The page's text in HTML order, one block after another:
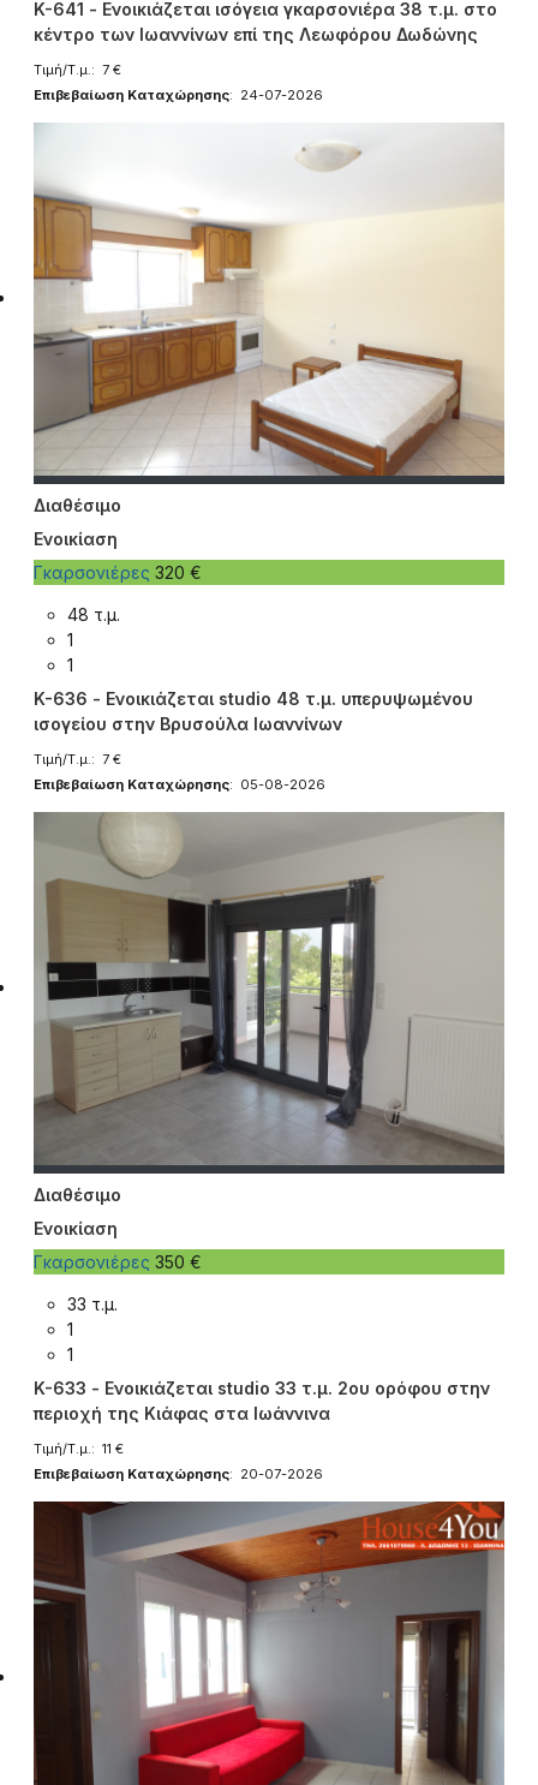
K-641 - Ενοικιάζεται ισόγεια γκαρσονιέρα 38 τ.μ. στο
κέντρο των Ιωαννίνων επί της Λεωφόρου Δωδώνης
Τιμή/Τ.μ.: 7 €
Επιβεβαίωση Καταχώρησης: 24-07-2026
Διαθέσιμο
Ενοικίαση
Γκαρσονιέρες 320 €
48 τ.μ.
1
1
K-636 - Ενοικιάζεται studio 48 τ.μ. υπερυψωμένου
ισογείου στην Βρυσούλα Ιωαννίνων
Τιμή/Τ.μ.: 7 €
Επιβεβαίωση Καταχώρησης: 05-08-2026
Διαθέσιμο
Ενοικίαση
Γκαρσονιέρες 350 €
33 τ.μ.
1
1
K-633 - Ενοικιάζεται studio 33 τ.μ. 2ου ορόφου στην
περιοχή της Κιάφας στα Ιωάννινα
Τιμή/Τ.μ.: 11 €
Επιβεβαίωση Καταχώρησης: 20-07-2026